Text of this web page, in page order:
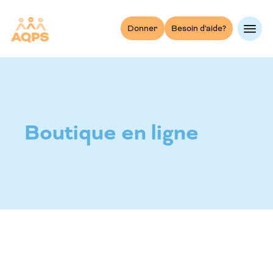
content
Donner Besoin d'aide?
Boutique en ligne